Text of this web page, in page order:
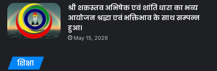
श्री शक्रस्तव अभिषेक एवं शांति धारा का भव्य
आयोजन श्रद्धा एवं भक्तिभाव के साथ सम्पन्न
हुआ।
May 15, 2026
शिक्षा